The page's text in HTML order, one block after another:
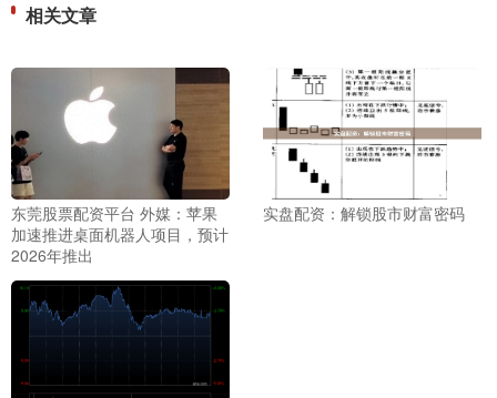
相关文章
东莞股票配资平台 外媒：苹果
加速推进桌面机器人项目，预计
2026年推出
实盘配资：解锁股市财富密码